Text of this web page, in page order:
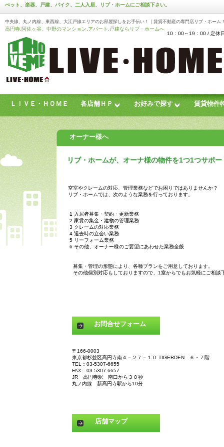
ぺット、楽器、戸建、バイク、二人入居、リブ・ホームにご相談下さい。
中央線、丸ノ内線、東西線、大江戸線エリアのお部屋探しをお手伝い！｜賃貸不動産の専門店リブ・ホーム
高円寺,阿佐ヶ谷、中野のマンション,アパート,戸建ならリブ・ホームへ
10：00～19：00 / 定休
ＬＩＶＥ・ＨＯＭＥ 各店舗ＨＰ お好みで探す 賃貸物件
お問い合わせフォーム
オーナー様へ
リブ・ホームが、オーナ様の物件を1つ1つサポ
空室やクレームの対応、管理業務などでお困りではありませんか？
リブ・ホームでは、次のような業務を行っております。
1 入居者募集・契約・更新業務
2 家賃の集金・建物の管理業務
3 クレームの対応業務
4 退去時の立会い業務
5 リーフォーム業務
6 その他、オーナー様のご要望にあわせた業務全般
募集・管理の形態により、各種プランをご用意しております。
その他個別対応もしておりますので、1室からでもお気軽にご相談
お問合せフォーム
〒166-0003
東京都杉並区高円寺南４－２７－１０ TIGERDEN ６・７階
TEL：03-5307-6655
FAX：03-5307-6657
JR 高円寺駅 南口から３０秒
丸ノ内線 新高円寺駅から10分
店舗マップ